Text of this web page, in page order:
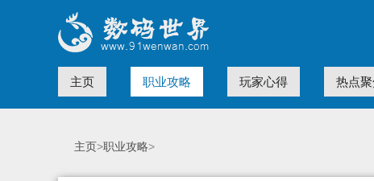
主页 职业攻略 玩家心得 热点
主页>职业攻略>